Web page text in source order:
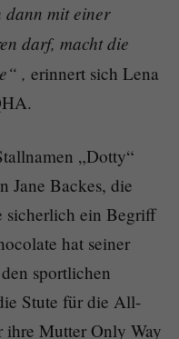
dann mit einer
darf, macht die
, erinnert sich Lena
„Dotty“
Jane Backes, die
sicherlich ein Begriff
hat seiner
sportlichen
Stute für die All-
Mutter Only Way